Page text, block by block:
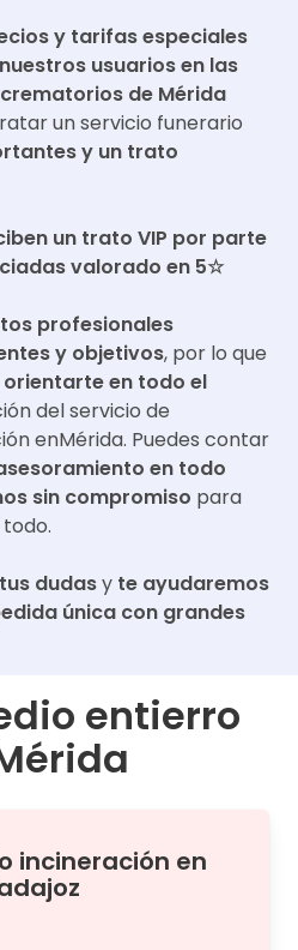
y tarifas especiales
usuarios en las
de Mérida
un servicio funerario
y un trato
un trato VIP por parte
valorado en 5☆
profesionales
y objetivos, por lo que
en todo el
del servicio de
enMérida. Puedes contar
en todo
sin compromiso para
dudasy te ayudaremos
única con grandes
entierro
incineración en